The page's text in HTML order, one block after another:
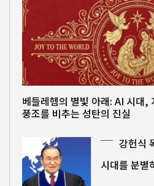
베들레헴의 별빛 아래: AI 시대,
풍조를 비추는 성탄의 진실
강헌식
시대를 분별